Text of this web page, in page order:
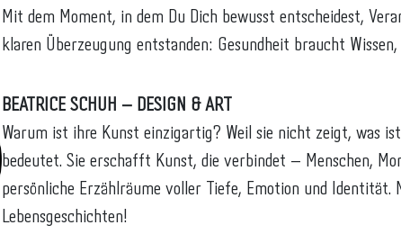
Mit dem Moment, in dem Du Dich bewusst entscheidest,
klaren Überzeugung entstanden: Gesundheit braucht
BEATRICE SCHUH – DESIGN & ART
Warum ist ihre Kunst einzigartig? Weil sie nicht zeigt, was
bedeutet. Sie erschafft Kunst, die verbindet – Menschen,
persönliche Erzählräume voller Tiefe, Emotion und
Lebensgeschichten!